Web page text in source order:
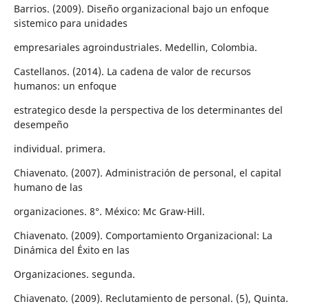
Barrios. (2009). Diseño organizacional bajo un enfoque
sistemico para unidades
empresariales agroindustriales. Medellin, Colombia.
Castellanos. (2014). La cadena de valor de recursos
humanos: un enfoque
estrategico desde la perspectiva de los determinantes del
desempeño
individual. primera.
Chiavenato. (2007). Administración de personal, el capital
humano de las
organizaciones. 8°. México: Mc Graw-Hill.
Chiavenato. (2009). Comportamiento Organizacional: La
Dinámica del Éxito en las
Organizaciones. segunda.
Chiavenato. (2009). Reclutamiento de personal. (5), Quinta.